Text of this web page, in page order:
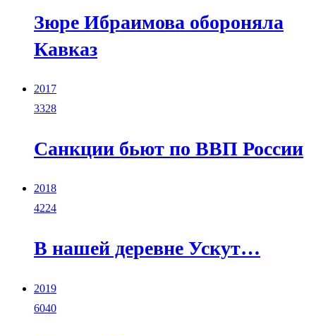
Зюре Ибраимова обороняла
Кавказ
2017
3328
Санкции бьют по ВВП России
2018
4224
В нашей деревне Ускут…
2019
6040